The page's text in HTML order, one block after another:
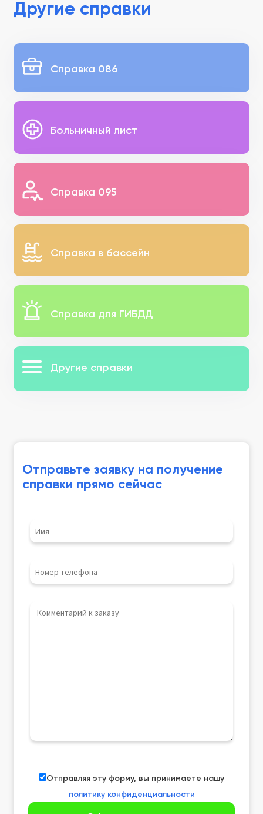
Другие справки
Справка 086
Больничный лист
Справка 095
Справка в бассейн
Справка для ГИБДД
Другие справки
Отправьте заявку на получение
справки прямо сейчас
Отправляя эту форму, вы принимаете нашу
политику конфиденциальности